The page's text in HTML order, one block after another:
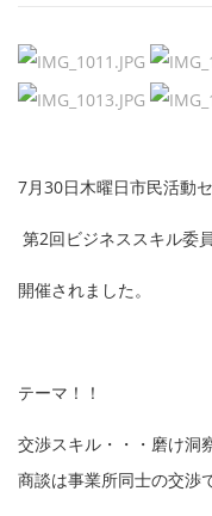
7月30日木曜日市民活動
第2回ビジネススキル委
開催されました。
テーマ！！
交渉スキル・・・磨け洞
商談は事業所同士の交渉